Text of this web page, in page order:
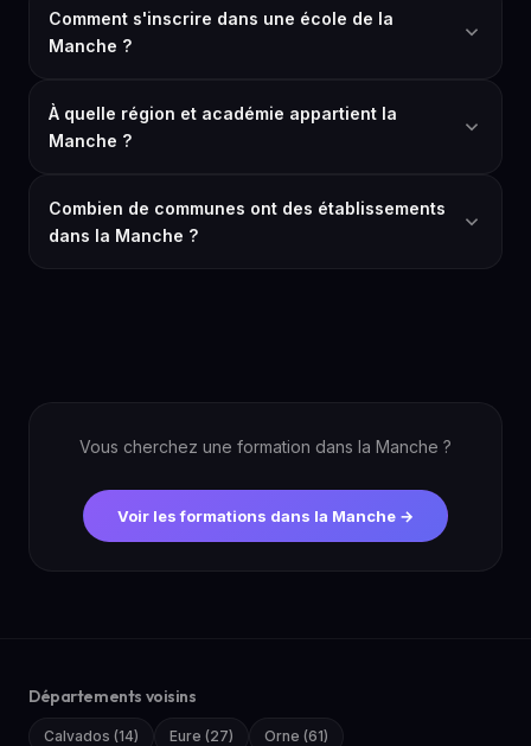
Comment s'inscrire dans une école de la
Manche ?
À quelle région et académie appartient la
Manche ?
Combien de communes ont des établissements
dans la Manche ?
Vous cherchez une formation dans la Manche ?
Voir les formations dans la Manche →
Départements voisins
Calvados (14) Eure (27) Orne (61)